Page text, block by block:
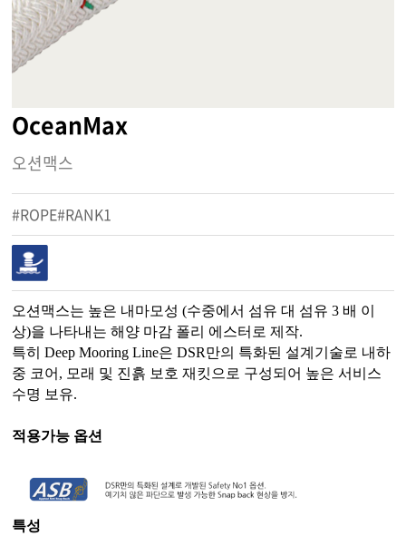
OceanMax
오션맥스
#ROPE#RANK1
오션맥스는 높은 내마모성 (수중에서 섬유 대 섬유 3 배 이
상)을 나타내는 해양 마감 폴리 에스터로 제작.
특히 Deep Mooring Line은 DSR만의 특화된 설계기술로 내하
중 코어, 모래 및 진흙 보호 재킷으로 구성되어 높은 서비스
수명 보유.
적용가능 옵션
특성